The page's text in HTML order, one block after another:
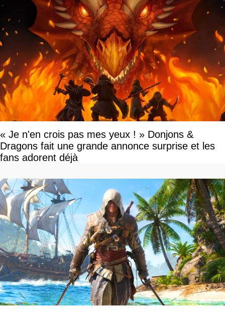
« Je n'en crois pas mes yeux ! » Donjons &
Dragons fait une grande annonce surprise et les
fans adorent déjà